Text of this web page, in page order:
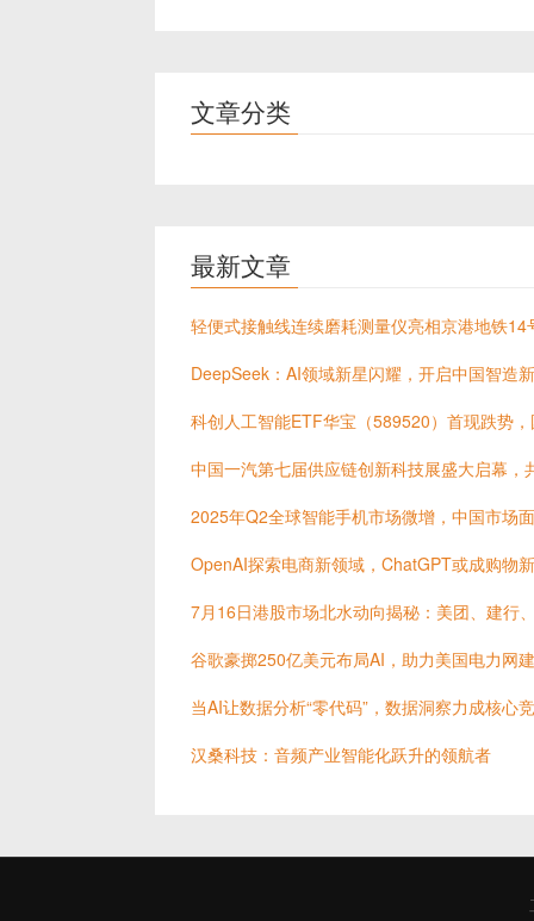
文章分类
最新文章
轻便式接触线连续磨耗测量仪亮相京港地铁14
DeepSeek：AI领域新星闪耀，开启中国智造
科创人工智能ETF华宝（589520）首现跌势
中国一汽第七届供应链创新科技展盛大启幕，
2025年Q2全球智能手机市场微增，中国市场
OpenAI探索电商新领域，ChatGPT或成购物
7月16日港股市场北水动向揭秘：美团、建行
谷歌豪掷250亿美元布局AI，助力美国电力网
当AI让数据分析“零代码”，数据洞察力成核心
汉桑科技：音频产业智能化跃升的领航者